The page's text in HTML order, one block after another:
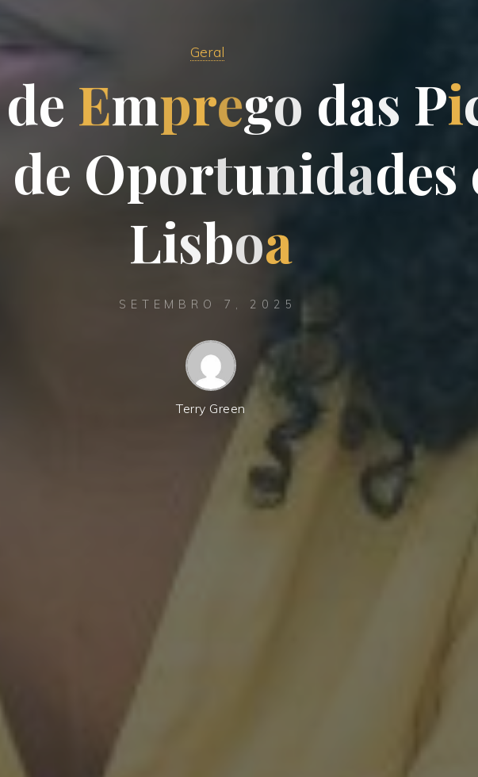
Geral
de Emprego das Pi
de Oportunidades
Lisboa
SETEMBRO 7, 2025
Terry Green